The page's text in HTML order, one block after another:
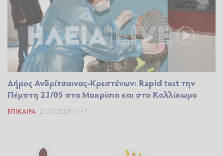
Δήμος Ανδρίτσαινας-Κρεστένων: Rapid test την
Πέμπτη 23/05 στα Μακρίσια και στο Καλλίκωμο
ΕΠΊΚΑΙΡΑ 21.05.2024 11:47